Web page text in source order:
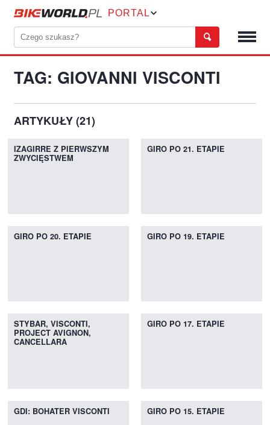
PORTAL
TAG: GIOVANNI VISCONTI
ARTYKUŁY (21)
IZAGIRRE Z PIERWSZYM
ZWYCIĘSTWEM
GIRO PO 21. ETAPIE
GIRO PO 20. ETAPIE GIRO PO 19. ETAPIE
STYBAR, VISCONTI,
PROJECT AVIGNON,
CANCELLARA
GIRO PO 17. ETAPIE
GDI: BOHATER VISCONTI GIRO PO 15. ETAPIE